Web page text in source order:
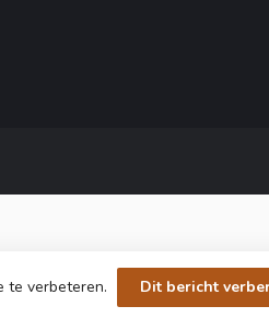
te verbeteren. Dit bericht